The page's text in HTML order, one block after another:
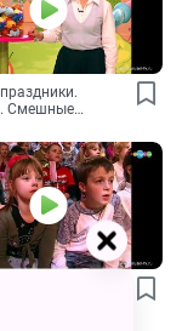
Смешные
День
кошек и собак